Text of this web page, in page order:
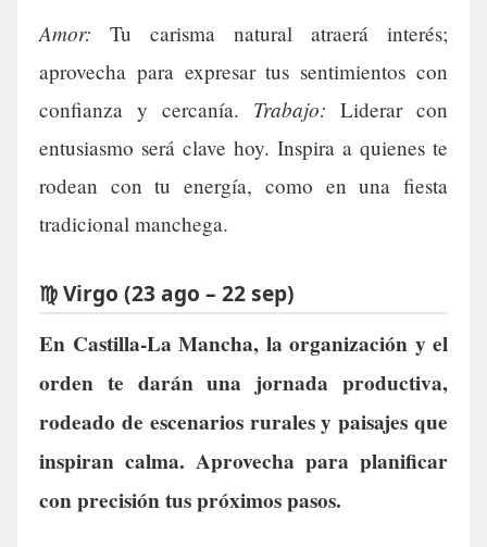
Amor: Tu carisma natural atraerá interés;
aprovecha para expresar tus sentimientos con
confianza y cercanía. Trabajo: Liderar con
entusiasmo será clave hoy. Inspira a quienes te
rodean con tu energía, como en una fiesta
tradicional manchega.
♍ Virgo (23 ago – 22 sep)
En Castilla-La Mancha, la organización y el
orden te darán una jornada productiva,
rodeado de escenarios rurales y paisajes que
inspiran calma. Aprovecha para planificar
con precisión tus próximos pasos.